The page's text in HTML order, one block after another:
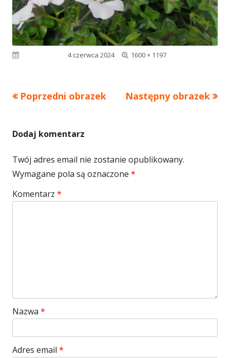
Opublikowano4 czerwca 2024
Pełny
1600 × 1197
Poprzedni obrazek Następny obrazek
Dodaj komentarz
Twój adres email nie zostanie opublikowany.
Wymagane pola są oznaczone *
Komentarz *
Nazwa *
Adres email *